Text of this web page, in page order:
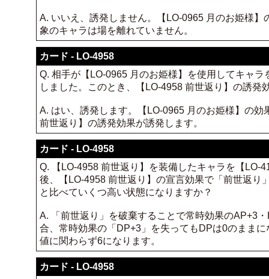
A. いいえ、誘発しません。【LO-0965 月のお姫様
象のキャラは場を離れていません。
カード - LO-4958
Q. 相手が【LO-0965 月のお姫様】を使用してキャ
しました。このとき、【LO-4958 前世返り】の誘発
A. はい、誘発します。【LO-0965 月のお姫様】の
前世返り】の誘発効果が誘発します。
カード - LO-4958
Q. 【LO-4958 前世返り】を装備したキャラを【
後、【LO-4958 前世返り】の宣言効果で「前世返
と比べていくつ高い状態になりますか？
A. 「前世返り」を破棄することで常時効果のAP+3
合、常時効果の「DP+3」を失ってもDPは0のまま
値に関わらず6になります。
カード - LO-4958